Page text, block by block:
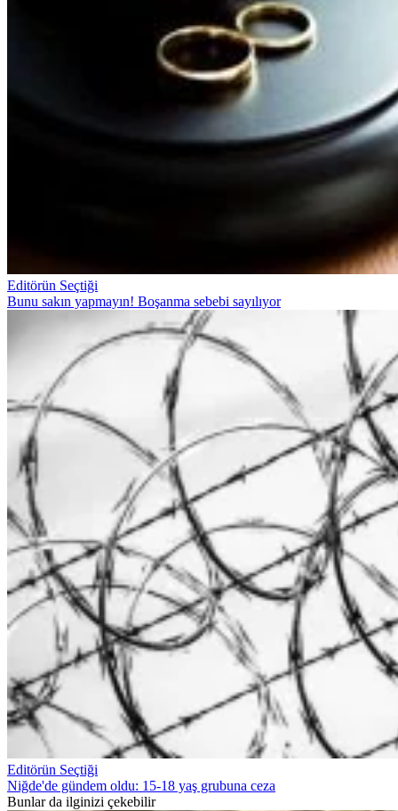
Editörün Seçtiği
Bunu sakın yapmayın! Boşanma sebebi sayılıyor
Editörün Seçtiği
Niğde'de gündem oldu: 15-18 yaş grubuna ceza
Bunlar da ilginizi çekebilir